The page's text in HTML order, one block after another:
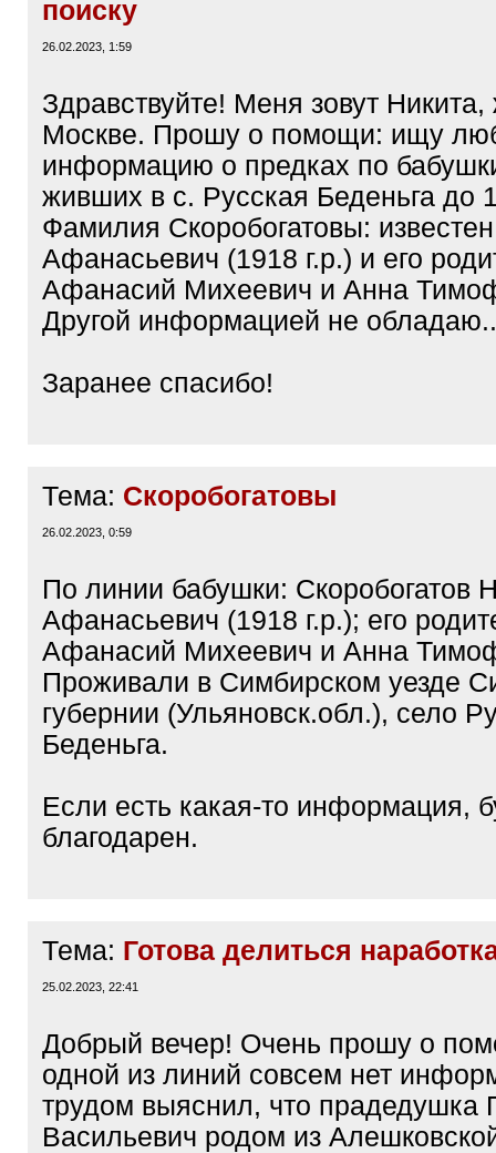
поиску
26.02.2023, 1:59
Здравствуйте! Меня зовут Никита,
Москве. Прошу о помощи: ищу
информацию о предках по
живших в с. Русская Беденьга до
Фамилия Скоробогатовы:
Афанасьевич (1918 г.р.) и его
Афанасий Михеевич и Анна
Другой информацией не
Заранее спасибо!
Тема: Скоробогатовы
26.02.2023, 0:59
По линии бабушки: Скоробогатов
Афанасьевич (1918 г.р.); его
Афанасий Михеевич и Анна
Проживали в Симбирском уезде
губернии (Ульяновск.обл.), село
Беденьга.
Если есть какая-то информация,
благодарен.
Тема: Готова делиться
25.02.2023, 22:41
Добрый вечер! Очень прошу о
одной из линий совсем нет
трудом выяснил, что прадедушка
Васильевич родом из